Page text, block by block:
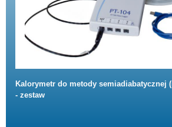
Kalorymetr do metody semiadiabatycznej
- zestaw